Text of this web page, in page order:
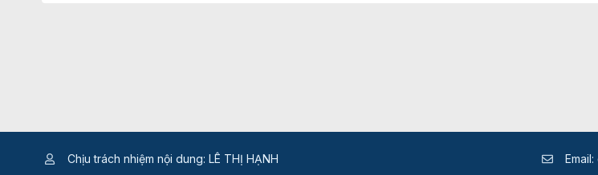
Chịu trách nhiệm nội dung: LÊ THỊ HẠNH Email: